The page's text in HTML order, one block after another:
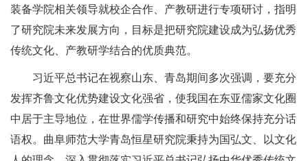
装备学院相关领导就校企合作、产教研进行专项研讨，指明
了研究院未来发展方向，目标是把研究院建设成为弘扬优秀
传统文化、产教研学结合的优质典范。
习近平总书记在视察山东、青岛期间多次强调，要充分
发挥齐鲁文化优势建设文化强省，使我国在东亚儒家文化圈
中居于主导地位，在世界儒学传播和研究中始终保持充分话
语权。曲阜师范大学青岛恒星研究院秉持为国弘文、以文化